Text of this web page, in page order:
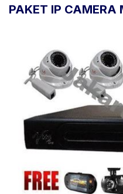
PAKET IP CAMERA